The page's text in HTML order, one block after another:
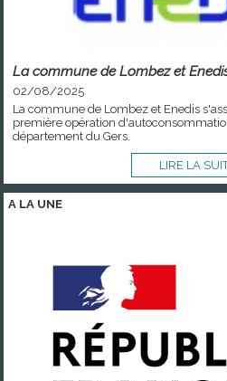
La commune de Lombez et
02/08/2025
La commune de Lombez et Enedis
première opération
département du Gers.
LIRE LA
A LA UNE